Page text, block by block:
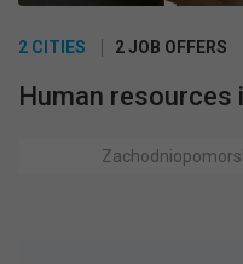
2 CITIES 2 JOB OFFERS
Human resources